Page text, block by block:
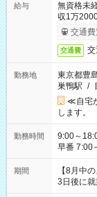
給与
無資格未
収1万
交通費
交通費
勤務地
東京都豊
巣鴨駅 /
≪自宅
します。
勤務時間
9:00～18:00（休憩60分
早番 7:00
と休みを
「できれ
ね。 ※Wワーク希望の方へ 今ご覧のお仕事で希望する勤務時間
と、もう
期間
【8月中
3日後に就